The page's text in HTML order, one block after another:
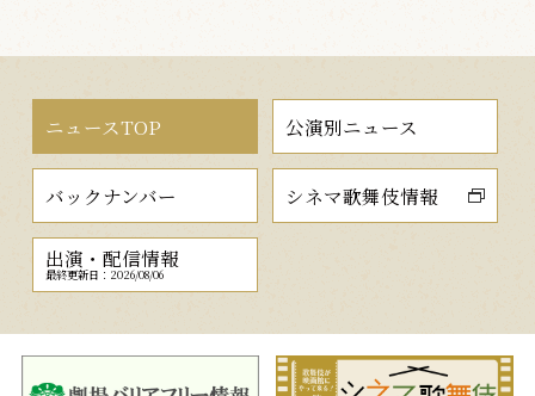
ニュースTOP 公演別ニュース
バックナンバー シネマ歌舞伎情報
出演・配信情報
最終更新日：2026/08/06